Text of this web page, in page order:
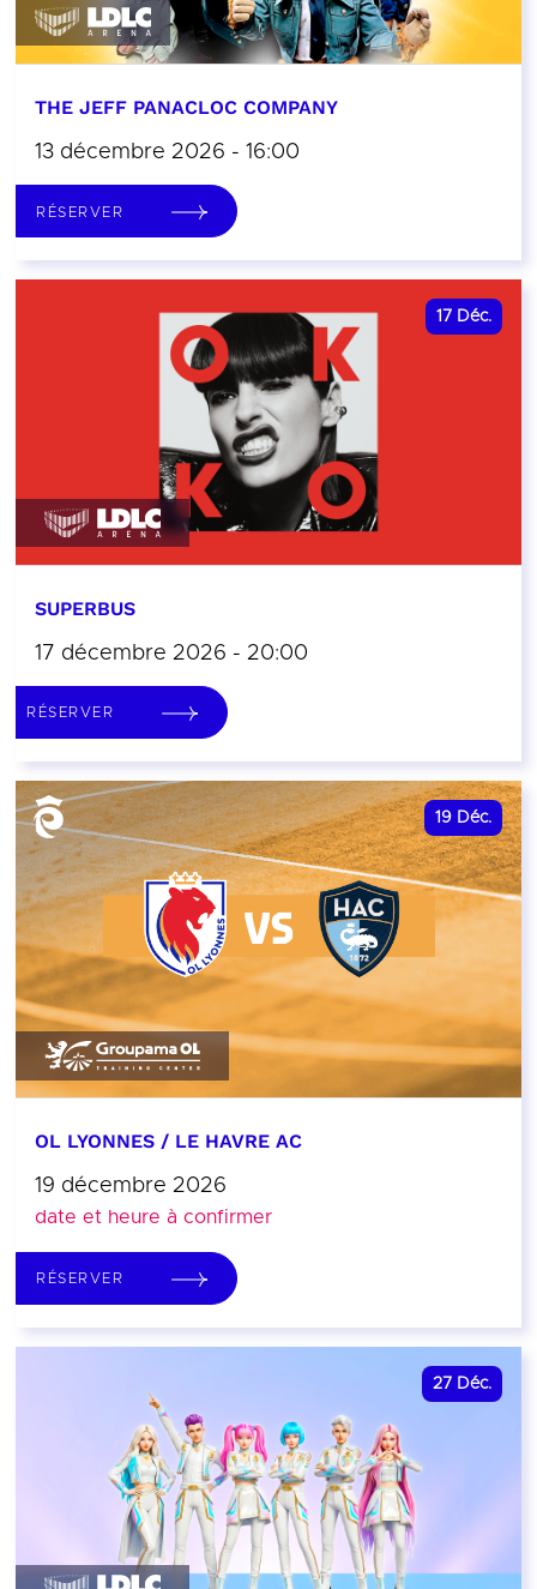
THE JEFF PANACLOC COMPANY
13 décembre 2026 - 16:00
RÉSERVER
17 Déc.
SUPERBUS
17 décembre 2026 - 20:00
RÉSERVER
19 Déc.
OL LYONNES / LE HAVRE AC
19 décembre 2026
date et heure à confirmer
RÉSERVER
27 Déc.